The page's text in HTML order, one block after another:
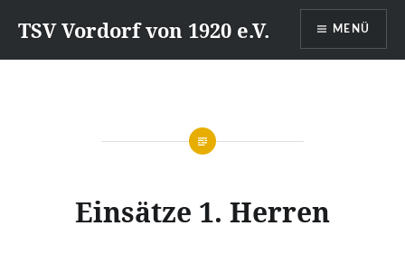
zumTSV Vordorf von 1920 e.V. MENÜ
Einsätze 1. Herren